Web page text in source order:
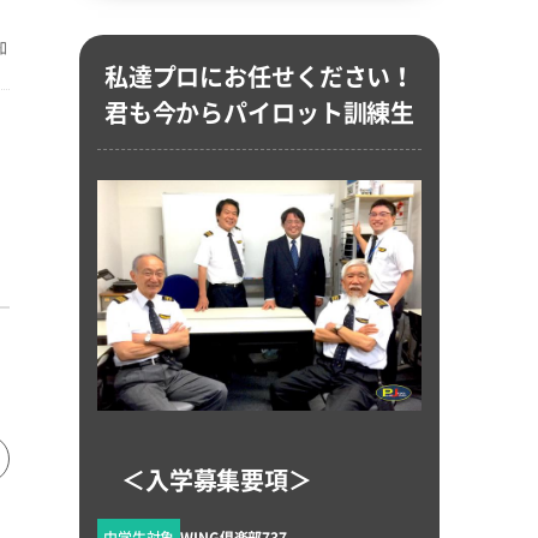
私達プロにお任せください！
君も今からパイロット訓練生
＜入学募集要項＞